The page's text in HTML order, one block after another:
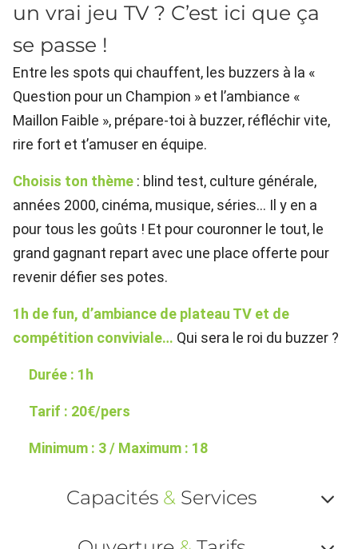
un vrai jeu TV ? C’est ici que ça
se passe !
Entre les spots qui chauffent, les buzzers à la «
Question pour un Champion » et l’ambiance «
Maillon Faible », prépare-toi à buzzer, réfléchir vite,
rire fort et t’amuser en équipe.
Choisis ton thème : blind test, culture générale,
années 2000, cinéma, musique, séries… Il y en a
pour tous les goûts ! Et pour couronner le tout, le
grand gagnant repart avec une place offerte pour
revenir défier ses potes.
1h de fun, d’ambiance de plateau TV et de
compétition conviviale… Qui sera le roi du buzzer ?
Durée : 1h
Tarif : 20€/pers
Minimum : 3 / Maximum : 18
Capacités & Services